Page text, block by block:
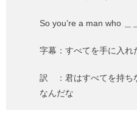
So you’re a man who ＿
字幕：すべてを手に入
訳 ：君はすべてを持ち
なんだな